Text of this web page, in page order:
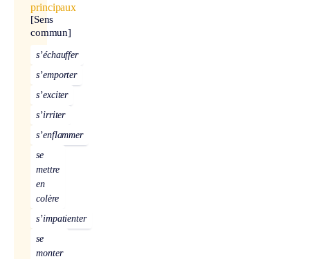
principaux
[Sens
commun]
s’échauffer
s’emporter
s’exciter
s’irriter
s’enflammer
se
mettre
en
colère
s’impatienter
se
monter